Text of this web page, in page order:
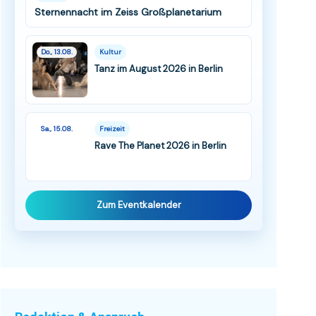
Sternennacht im Zeiss Großplanetarium
Do., 13.08. Kultur
Tanz im August 2026 in Berlin
Sa., 15.08. Freizeit
Rave The Planet 2026 in Berlin
Zum Eventkalender